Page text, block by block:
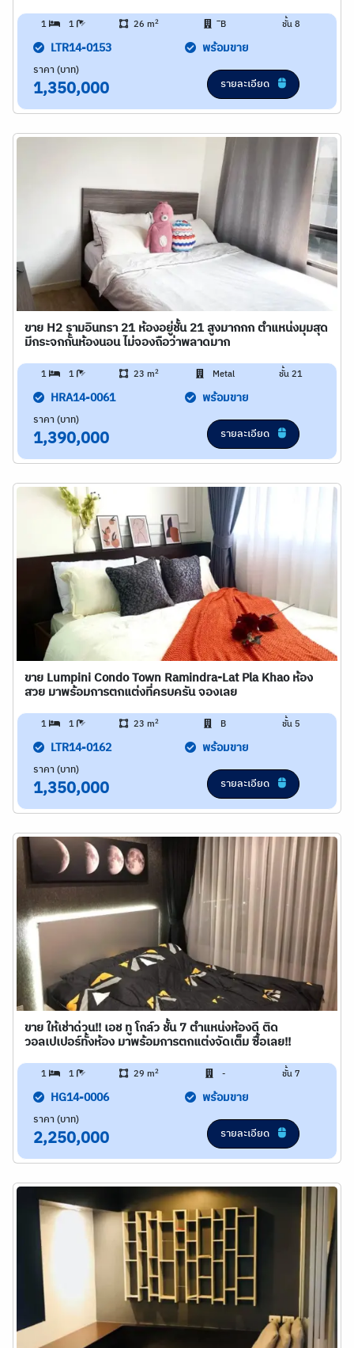
1 1 26 m2 ิB ชั้น 8
LTR14-0153 พร้อมขาย
ราคา (บาท)
1,350,000 รายละเอียด
ขาย H2 รามอินทรา 21 ห้องอยู่ชั้น 21 สูงมากกก ตำแหน่งมุมสุด
มีกระจกกั้นห้องนอน ไม่จองถือว่าพลาดมาก
1 1 23 m2 Metal ชั้น 21
HRA14-0061 พร้อมขาย
ราคา (บาท)
1,390,000 รายละเอียด
ขาย Lumpini Condo Town Ramindra-Lat Pla Khao ห้อง
สวย มาพร้อมการตกแต่งที่ครบครัน จองเลย
1 1 23 m2 B ชั้น 5
LTR14-0162 พร้อมขาย
ราคา (บาท)
1,350,000 รายละเอียด
ขาย ให้เช่าด่วน!! เอช ทู โกล์ว ชั้น 7 ตำแหน่งห้องดี ติด
วอลเปเปอร์ทั้งห้อง มาพร้อมการตกแต่งจัดเต็ม ซื้อเลย!!
1 1 29 m2 - ชั้น 7
HG14-0006 พร้อมขาย
ราคา (บาท)
2,250,000 รายละเอียด